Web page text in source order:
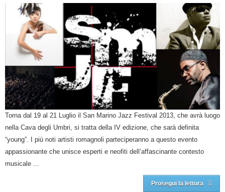
Torna dal 19 al 21 Luglio il San Marino Jazz Festival 2013, che avrà luogo
nella Cava degli Umbri, si tratta della IV edizione, che sarà definita
“young”. I più noti artisti romagnoli parteciperanno a questo evento
appassionante che unisce esperti e neofiti dell’affascinante contesto
musicale ...
Prosegui la lettura